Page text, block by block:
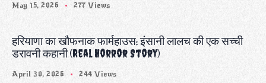
May 15, 2026 277 Views
हरियाणा का खौफनाक फार्महाउस: इंसानी लालच की एक सच्ची
डरावनी कहानी (Real Horror Story)
April 30, 2026 244 Views